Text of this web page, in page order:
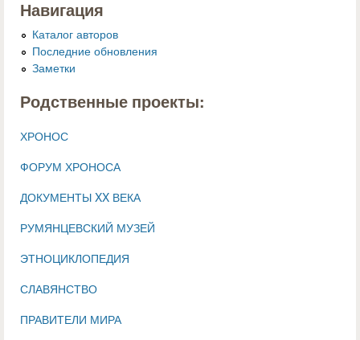
Навигация
Каталог авторов
Последние обновления
Заметки
Родственные проекты:
ХРОНОС
ФОРУМ ХРОНОСА
ДОКУМЕНТЫ XX ВЕКА
РУМЯНЦЕВСКИЙ МУЗЕЙ
ЭТНОЦИКЛОПЕДИЯ
СЛАВЯНСТВО
ПРАВИТЕЛИ МИРА